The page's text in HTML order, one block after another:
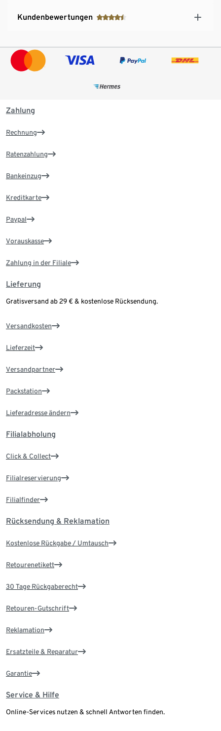
Kundenbewertungen
Zahlung
Rechnung
Ratenzahlung
Bankeinzug
Kreditkarte
Paypal
Vorauskasse
Zahlung in der Filiale
Lieferung
Gratisversand ab 29 € & kostenlose Rücksendung.
Versandkosten
Lieferzeit
Versandpartner
Packstation
Lieferadresse ändern
Filialabholung
Click & Collect
Filialreservierung
Filialfinder
Rücksendung & Reklamation
Kostenlose Rückgabe / Umtausch
Retourenetikett
30 Tage Rückgaberecht
Retouren-Gutschrift
Reklamation
Ersatzteile & Reparatur
Garantie
Service & Hilfe
Online-Services nutzen & schnell Antworten finden.